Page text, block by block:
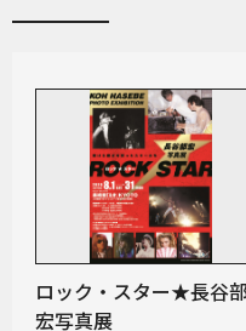
ロック・スター★長谷
宏写真展